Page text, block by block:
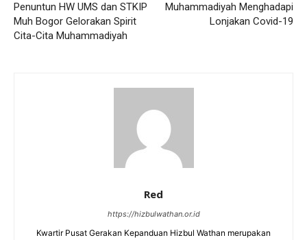
Penuntun HW UMS dan STKIP
Muh Bogor Gelorakan Spirit
Cita-Cita Muhammadiyah
Muhammadiyah Menghadapi
Lonjakan Covid-19
Red
https://hizbulwathan.or.id
Kwartir Pusat Gerakan Kepanduan Hizbul Wathan merupakan